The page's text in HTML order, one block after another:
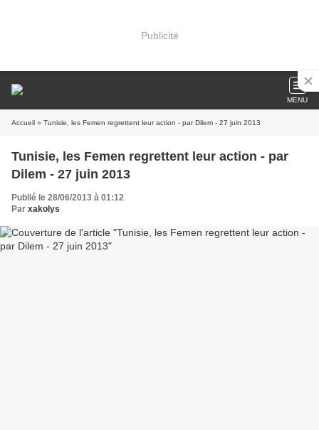
Publicité
MENU
Accueil » Tunisie, les Femen regrettent leur action - par Dilem - 27 juin 2013
Tunisie, les Femen regrettent leur action - par
Dilem - 27 juin 2013
Publié le 28/06/2013 à 01:12
Par xakolys